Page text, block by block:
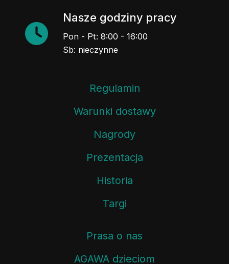
Nasze godziny pracy
Pon - Pt: 8:00 - 16:00
Sb: nieczynne
Regulamin
Warunki dostawy
Nagrody
Prezentacja
Historia
Targi
Prasa o nas
AGAWA dzieciom